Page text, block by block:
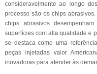
consideravelmente ao longo
processo são os chips
chips abrasivos
superfícies com alta qualidade e
se destaca como uma
peças injetadas valor
inovadoras para atender às